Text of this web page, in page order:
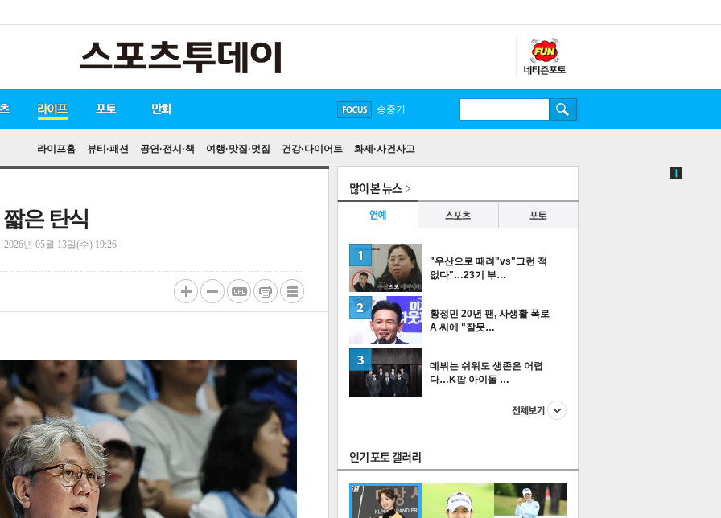
라이프
라이프홈 뷰티·패션 공연·전시·책 여행·맛집·멋집 건강·다이어트 화제·사건사고
포토
만화
FOCUS
방탄소년단
손흥민
유아인
송중기
은 탄식
2026년 05월 13일(수) 19:26
"우산으로 때려"vs"그런 적
없다"…23기 부…
황정민 20년 팬, 사생활 폭로
A 씨에 "잘못…
데뷔는 쉬워도 생존은 어렵
다…K팝 아이돌 …